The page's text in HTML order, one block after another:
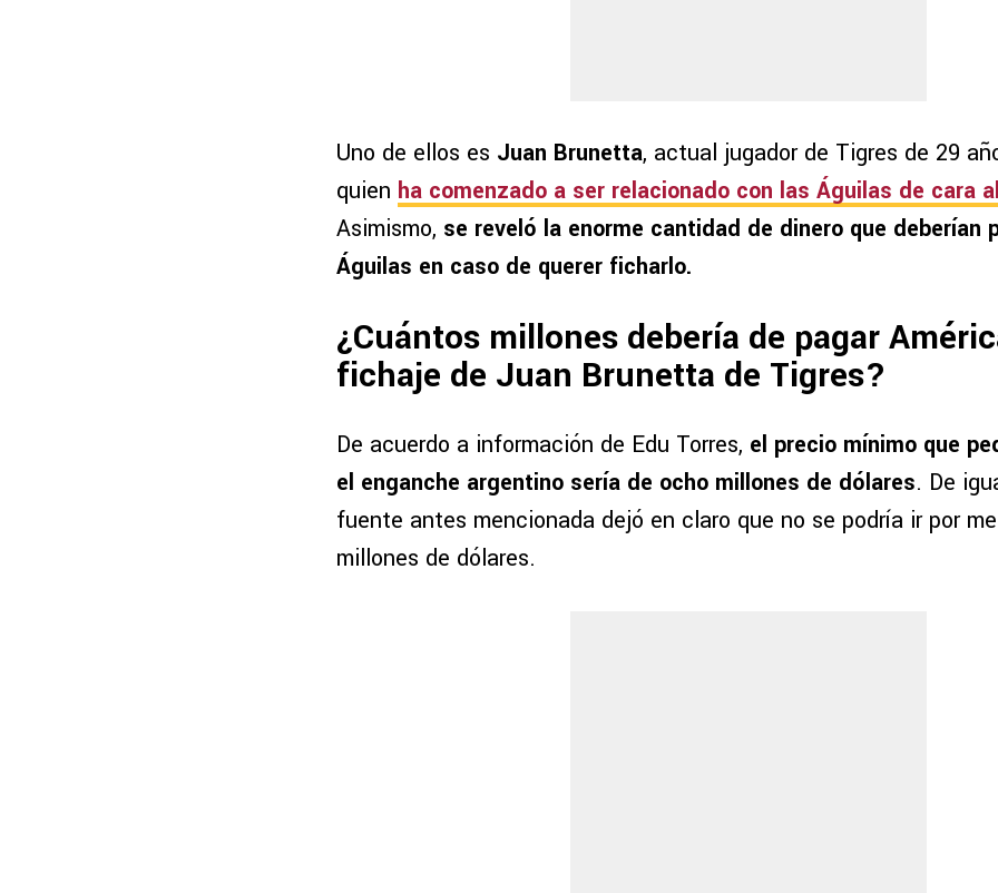
Uno de ellos es Juan Brunetta, actual jugador de Tigres de 29
quien ha comenzado a ser relacionado con las Águilas de cara
Asimismo, se reveló la enorme cantidad de dinero que deberían
Águilas en caso de querer ficharlo.
¿Cuántos millones debería de pagar
fichaje de Juan Brunetta de Tigres?
De acuerdo a información de Edu Torres, el precio mínimo que
el enganche argentino sería de ocho millones de dólares. De
fuente antes mencionada dejó en claro que no se podría ir por
millones de dólares.